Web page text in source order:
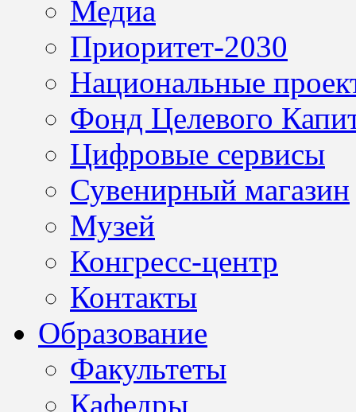
Медиа
Приоритет-2030
Национальные
Фонд Целевого
Цифровые сервисы
Сувенирный магазин
Музей
Конгресс-центр
Контакты
Образование
Факультеты
Кафедры